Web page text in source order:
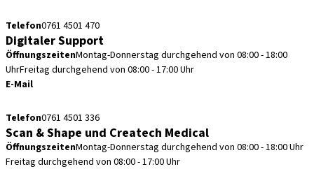
Telefon0761 4501 470
Digitaler Support
ÖffnungszeitenMontag-Donnerstag durchgehend von 08:00 - 18:00
UhrFreitag durchgehend von 08:00 - 17:00 Uhr
E-Mail
Telefon0761 4501 336
Scan & Shape und Createch Medical
ÖffnungszeitenMontag-Donnerstag durchgehend von 08:00 - 18:00 Uhr
Freitag durchgehend von 08:00 - 17:00 Uhr